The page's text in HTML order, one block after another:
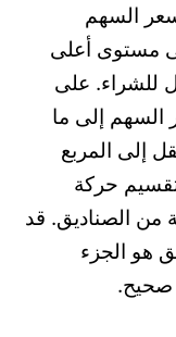
السهم
مستوى أعلى
للشراء. على
إلى ما
إلى المربع
تقسيم حركة
من الصناديق. قد
هو الجزء
صحيح.